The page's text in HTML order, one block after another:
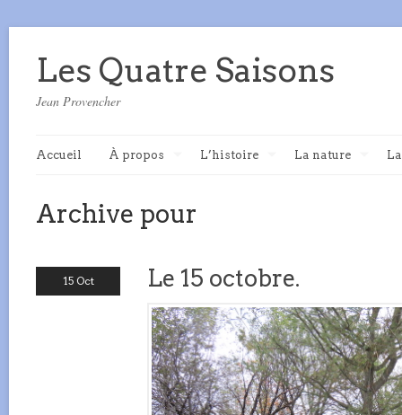
Les Quatre Saisons
Jean Provencher
Accueil À propos L’histoire La nature
Archive pour
15 Oct Le 15 octobre.